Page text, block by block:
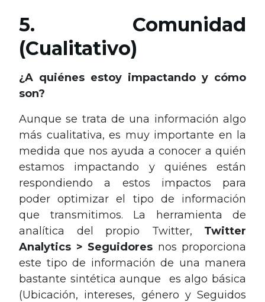
5. Comunidad
(Cualitativo)
¿A quiénes estoy impactando y cómo
son?
Aunque se trata de una información algo
más cualitativa, es muy importante en la
medida que nos ayuda a conocer a quién
estamos impactando y quiénes están
respondiendo a estos impactos para
poder optimizar el tipo de información
que transmitimos. La herramienta de
analítica del propio Twitter, Twitter
Analytics > Seguidores nos proporciona
este tipo de información de una manera
bastante sintética aunque es algo básica
(Ubicación, intereses, género y Seguidos